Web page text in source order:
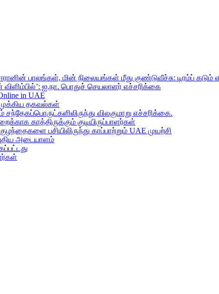
பாலங்கள், மின் நிலையங்கள் மீது குண்டுவீச்சு: டிரம்ப் கடும்
ஐ.நா. பொதுச் செயலாளர் எச்சரிக்கை
in UAE
தகவல்கள்
விலகுமாறு எச்சரிக்கை.
காத்திருக்கும் குடியிருப்பாளர்கள்
பசியிலிருந்து காப்பாற்றும் UAE முயற்சி
அடையாளம்